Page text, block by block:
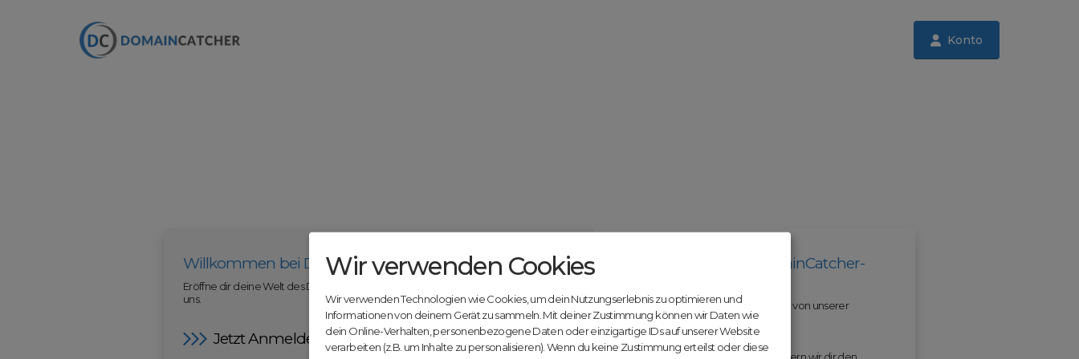
Konto
Willkommen bei DomainCatcher.com
Eröffne dir deine Welt des Domainhandels mit deiner kostenlosen Anmeldung bei
uns.
Jetzt Anmelden
Werde jetzt Teil der DomainCatcher-
Nutze unsere Erfahrung und profitiere von unserer
innovativen Plattform:
Mit Domex und ODM erleichtern wir dir den
Wir verwenden Cookies
Wir verwenden Technologien wie Cookies, um dein Nutzungserlebnis zu optimieren und
Informationen von deinem Gerät zu sammeln. Mit deiner Zustimmung können wir Daten wie
dein Online-Verhalten, personenbezogene Daten oder einzigartige IDs auf unserer Website
verarbeiten (z.B. um Inhalte zu personalisieren). Wenn du keine Zustimmung erteilst oder diese